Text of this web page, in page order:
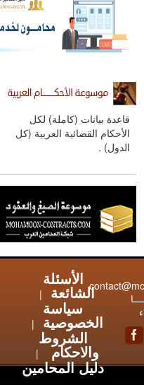
بيانات (كاملة) لكل
القضائية العربية (كل
.
الأسئلة
الشائعة |
سياسة
الخصوصية |
الشروط
والاحكام |
دليل المحامين